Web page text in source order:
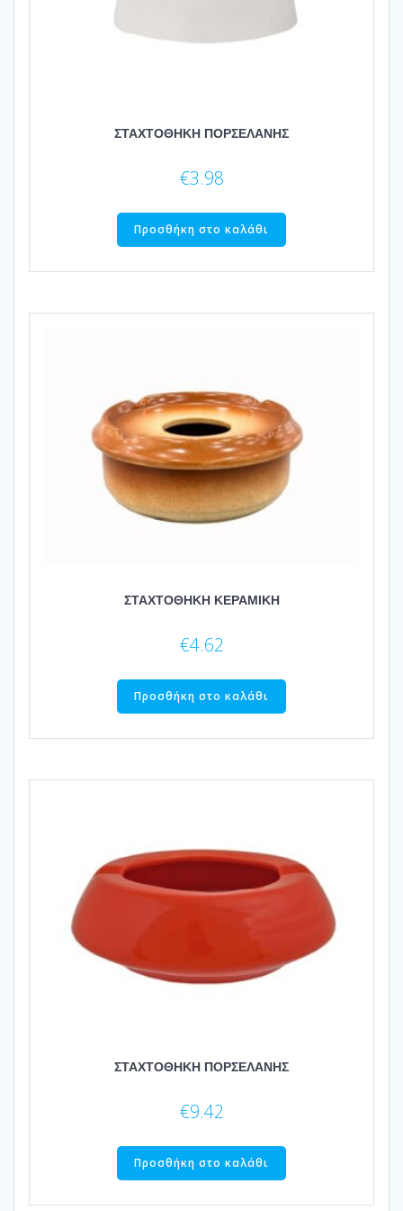
ΣΤΑΧΤΟΘΗΚΗ ΠΟΡΣΕΛΑΝΗΣ
€3.98
Προσθήκη στο καλάθι
ΣΤΑΧΤΟΘΗΚΗ ΚΕΡΑΜΙΚΗ
€4.62
Προσθήκη στο καλάθι
ΣΤΑΧΤΟΘΗΚΗ ΠΟΡΣΕΛΑΝΗΣ
€9.42
Προσθήκη στο καλάθι